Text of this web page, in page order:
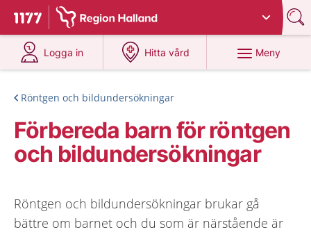
Till startsidan för 1177
Du har valt region Halland
Logga in
på 1177.se
Hitta vård
på 1177.se
Meny
Röntgen och bildundersökningar
Förbereda barn för röntgen
och bildundersökningar
Röntgen och bildundersökningar brukar gå
bättre om barnet och du som är närstående är